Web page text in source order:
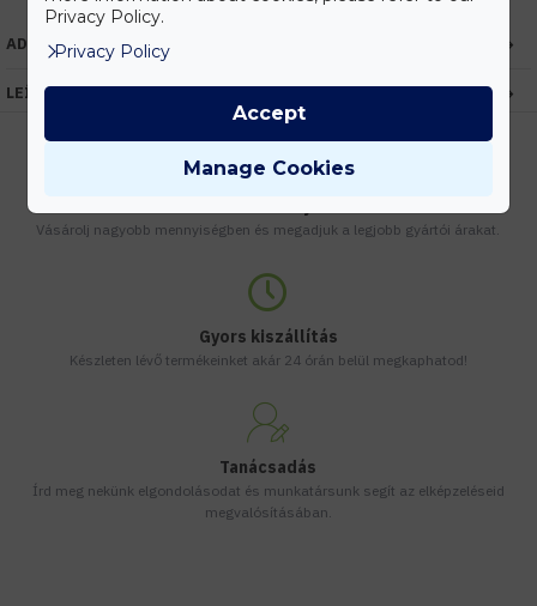
ADATOK
LEÍRÁS
Vásárolj nagyobb mennyiségben és megadjuk a legjobb gyártói árakat.
Gyors kiszállítás
Készleten lévő termékeinket akár 24 órán belül megkaphatod!
Tanácsadás
Írd meg nekünk elgondolásodat és munkatársunk segít az elképzeléseid
megvalósításában.
Privacy Policy.
Privacy Policy
Manage Cookies
Accept